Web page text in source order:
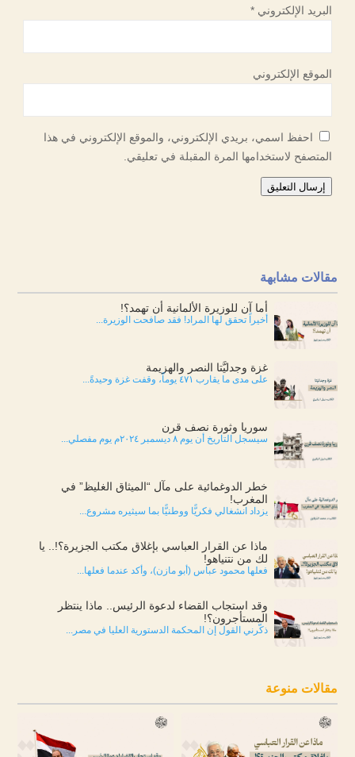
مقالات مشابهة
أما آن للوزيرة الألمانية أن تهمد؟!
أخيراً تحقق لها المراد! فقد صافحت الوزيرة...
غزة وجدليَّتا النصر والهزيمة
على مدى ما يقارب ٤٧١ يوماً، وقفت غزة وحيدةً...
سوريا وثورة نصف قرن
سيسجل التاريخ أن يوم ٨ ديسمبر ٢٠٢٤م يوم مفصلي...
خطر الدوغمائية على مآل “الميثاق الغليظ” في
المغرب!
يزداد انشغالي فكريًّا ووطنيًّا بما سيثيره مشروع...
ماذا عن القرار العباسي بإغلاق مكتب الجزيرة؟!.. يا
لك من نتنياهو!
فعلها محمود عباس (أبو مازن)، وأكد عندما فعلها...
وقد استجاب القضاء لدعوة الرئيس.. ماذا ينتظر
المستأجرون؟!
ذكّرني القول إن المحكمة الدستورية العليا في مصر...
مقالات منوعة
البريد الإلكتروني*
الموقع الإلكتروني
احفظ اسمي، بريدي الإلكتروني، والموقع الإلكتروني في هذا
المتصفح لاستخدامها المرة المقبلة في تعليقي.
إرسال التعليق